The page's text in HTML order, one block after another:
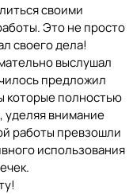
своими
Это не просто
своего дела!
выслушал
предложил
которые полностью
уделяя внимание
работы превзошли
использования